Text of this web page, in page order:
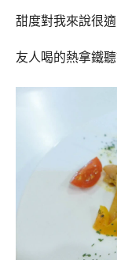
甜度對我來說很
友人喝的熱拿鐵